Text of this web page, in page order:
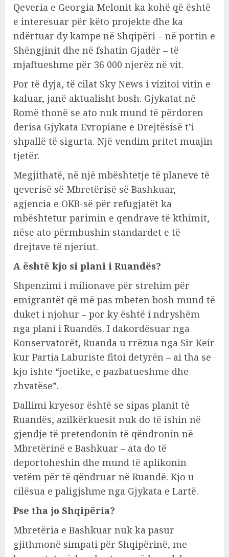
Qeveria e Georgia Melonit ka kohë që është
e interesuar për këto projekte dhe ka
ndërtuar dy kampe në Shqipëri – në portin e
Shëngjinit dhe në fshatin Gjadër – të
mjaftueshme për 36 000 njerëz në vit.
Por të dyja, të cilat Sky News i vizitoi vitin e
kaluar, janë aktualisht bosh. Gjykatat në
Romë thonë se ato nuk mund të përdoren
derisa Gjykata Evropiane e Drejtësisë t’i
shpallë të sigurta. Një vendim pritet muajin
tjetër.
Megjithatë, në një mbështetje të planeve të
qeverisë së Mbretërisë së Bashkuar,
agjencia e OKB-së për refugjatët ka
mbështetur parimin e qendrave të kthimit,
nëse ato përmbushin standardet e të
drejtave të njeriut.
A është kjo si plani i Ruandës?
Shpenzimi i milionave për strehim për
emigrantët që më pas mbeten bosh mund të
duket i njohur – por ky është i ndryshëm
nga plani i Ruandës. I dakordësuar nga
Konservatorët, Ruanda u rrëzua nga Sir Keir
kur Partia Laburiste fitoi detyrën – ai tha se
kjo ishte “joetike, e pazbatueshme dhe
zhvatëse”.
Dallimi kryesor është se sipas planit të
Ruandës, azilkërkuesit nuk do të ishin në
gjendje të pretendonin të qëndronin në
Mbretërinë e Bashkuar – ata do të
deportoheshin dhe mund të aplikonin
vetëm për të qëndruar në Ruandë. Kjo u
cilësua e paligjshme nga Gjykata e Lartë.
Pse tha jo Shqipëria?
Mbretëria e Bashkuar nuk ka pasur
gjithmonë simpati për Shqipërinë, me